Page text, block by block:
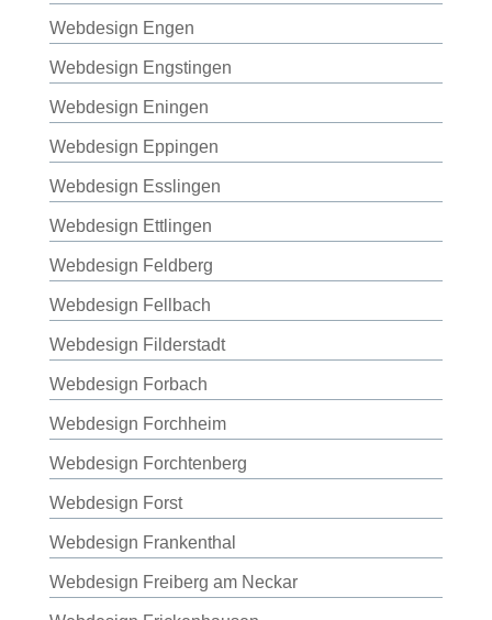
Webdesign Engen
Webdesign Engstingen
Webdesign Eningen
Webdesign Eppingen
Webdesign Esslingen
Webdesign Ettlingen
Webdesign Feldberg
Webdesign Fellbach
Webdesign Filderstadt
Webdesign Forbach
Webdesign Forchheim
Webdesign Forchtenberg
Webdesign Forst
Webdesign Frankenthal
Webdesign Freiberg am Neckar